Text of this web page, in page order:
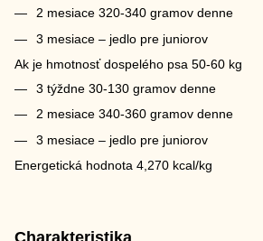
2 mesiace 320-340 gramov denne
3 mesiace – jedlo pre juniorov
Ak je hmotnosť dospelého psa 50-60 kg
3 týždne 30-130 gramov denne
2 mesiace 340-360 gramov denne
3 mesiace – jedlo pre juniorov
Energetická hodnota 4,270 kcal/kg